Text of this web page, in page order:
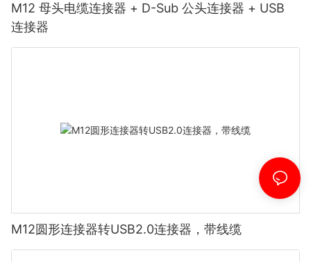
M12 母头电缆连接器 + D-Sub 公头连接器 + USB
连接器
M12圆形连接器转USB2.0连接器，带线缆